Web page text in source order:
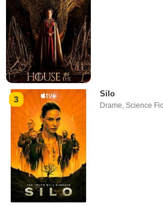
3
Silo
Drame ,Science